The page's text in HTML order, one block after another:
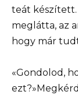
teát készített.
meglátta, az
hogy már
«Gondolod,